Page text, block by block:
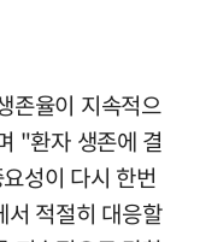
존율이 지속적으
"환자 생존에 결
성이 다시 한번
서 적절히 대응할